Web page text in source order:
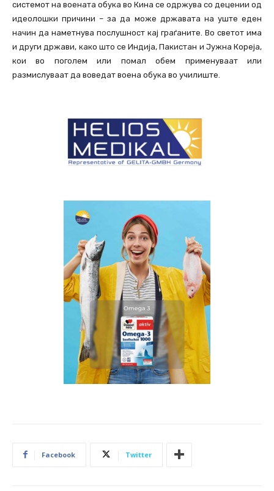
системот на воената обука во Кина се одржува со децении од
идеолошки причини – за да може државата на уште еден
начин да наметнува послушност кај граѓаните. Во светот има
и други држави, како што се Индија, Пакистан и Јужна Кореја,
кои во поголем или помал обем применуваат или
размислуваат да воведат воена обука во училиште.
Facebook Twitter